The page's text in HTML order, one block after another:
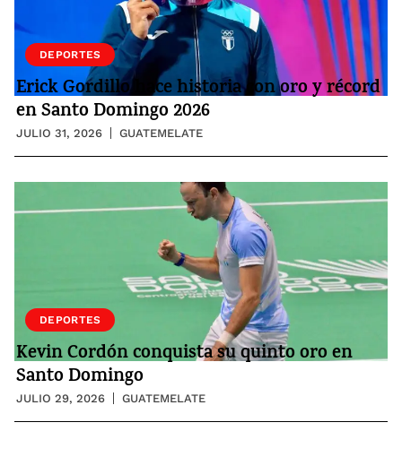
DEPORTES
Erick Gordillo hace historia con oro y récord
en Santo Domingo 2026
JULIO 31, 2026 GUATEMELATE
DEPORTES
Kevin Cordón conquista su quinto oro en
Santo Domingo
JULIO 29, 2026 GUATEMELATE